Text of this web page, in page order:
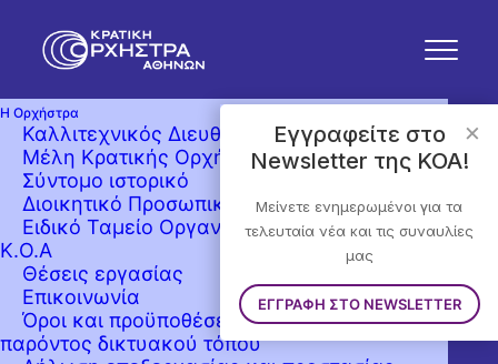
Η Ορχήστρα
Καλλιτεχνικός Διευθυντής
Μέλη Κρατικής Ορχήστρας Αθηνών
Σύντομο ιστορικό
Διοικητικό Προσωπικό
Ειδικό Ταμείο Οργανώσεως Συναυλιών της
Κ.Ο.Α
Θέσεις εργασίας
Επικοινωνία
Όροι και προϋποθέσεις χρήσης του
παρόντος δικτυακού τόπου
×
Εγγραφείτε στο
Newsletter της KOA!
Μείνετε ενημερωμένοι για τα
τελευταία νέα και τις συναυλίες
μας
ΕΓΓΡΑΦΗ ΣΤΟ NEWSLETTER